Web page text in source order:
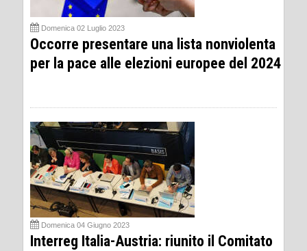
Domenica 02 Luglio 2023
Occorre presentare una lista nonviolenta
per la pace alle elezioni europee del 2024
Domenica 04 Giugno 2023
Interreg Italia-Austria: riunito il Comitato